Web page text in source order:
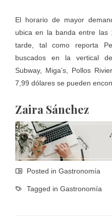
El horario de mayor
ubica en la banda entre
tarde, tal como reporta
buscados en la vertical
Subway, Miga’s, Pollos
7,99 dólares se pueden
Zaira Sánchez
Posted in Gastronomía
Tagged in Gastronomía